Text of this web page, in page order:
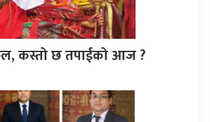
कस्तो छ तपाईको आज ?